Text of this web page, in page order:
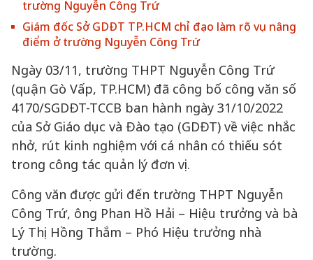
trường Nguyễn Công Trứ
Giám đốc Sở GDĐT TP.HCM chỉ đạo làm rõ vụ nâng
điểm ở trường Nguyễn Công Trứ
Ngày 03/11, trường THPT Nguyễn Công Trứ
(quận Gò Vấp, TP.HCM) đã công bố công văn số
4170/SGDĐT-TCCB ban hành ngày 31/10/2022
của Sở Giáo dục và Đào tạo (GDĐT) về việc nhắc
nhở, rút kinh nghiệm với cá nhân có thiếu sót
trong công tác quản lý đơn vị.
Công văn được gửi đến trường THPT Nguyễn
Công Trứ, ông Phan Hồ Hải – Hiệu trưởng và bà
Lý Thị Hồng Thắm – Phó Hiệu trưởng nhà
trường.